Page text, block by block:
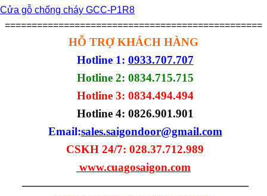
Cửa gỗ chống cháy GCC-P1R8
================================================
HỖ TRỢ KHÁCH HÀNG
Hotline 1: 0933.707.707
Hotline 2: 0834.715.715
Hotline 3: 0834.494.494
Hotline 4: 0826.901.901
Email:sales.saigondoor@gmail.com
CSKH 24/7: 028.37.712.989
www.cuagosaigon.com
————————————————————